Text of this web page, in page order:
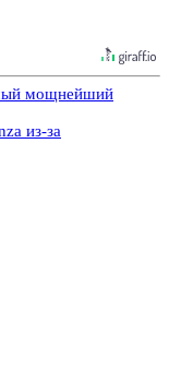
мощнейший
из-за